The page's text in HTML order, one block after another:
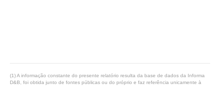
(1) A informação constante do presente relatório resulta da base de dados da Informa
D&B, foi obtida junto de fontes públicas ou do próprio e faz referência unicamente à